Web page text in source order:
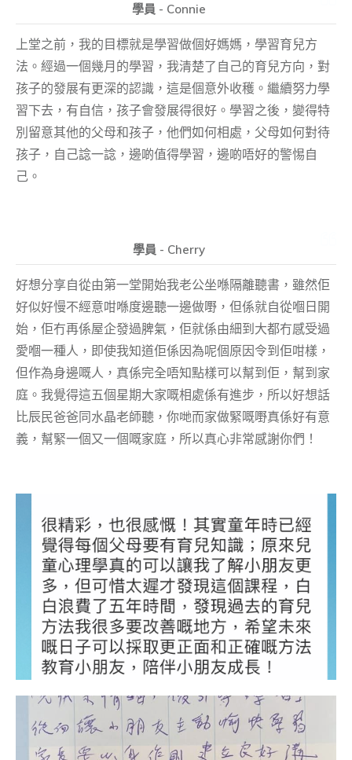
學員 - Connie
上堂之前，我的目標就是學習做個好媽媽，學習育兒方
法。經過一個幾月的學習，我清楚了自己的育兒方向，對
孩子的發展有更深的認識，這是個意外收穫。繼續努力學
習下去，有自信，孩子會發展得很好。學習之後，變得特
別留意其他的父母和孩子，他們如何相處，父母如何對待
孩子，自己諗一諗，邊啲值得學習，邊啲唔好的警惕自
己。
學員 - Cherry
好想分享自從由第一堂開始我老公坐喺隔離聽書，雖然佢
好似好慢不經意咁喺度邊聽一邊做嘢，但係就自從嗰日開
始，佢冇再係屋企發過脾氣，佢就係由細到大都冇感受過
愛嗰一種人，即使我知道佢係因為呢個原因令到佢咁樣，
但作為身邊嘅人，真係完全唔知點樣可以幫到佢，幫到家
庭。我覺得這五個星期大家嘅相處係有進步，所以好想話
比辰民爸爸同水晶老師聽，你哋而家做緊嘅嘢真係好有意
義，幫緊一個又一個嘅家庭，所以真心非常感謝你們！